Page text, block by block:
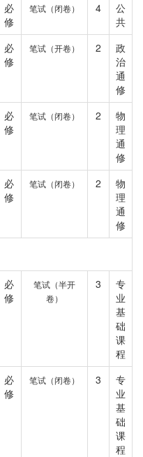
必
修
笔试（闭卷） 4
公
共
必
修
笔试（开卷） 2
政
治
通
修
必
修
笔试（闭卷） 2
物
理
通
修
必
修
笔试（闭卷） 2
物
理
通
修
必
修
笔试（半开
卷）
3
专
业
基
础
课
程
必
修
笔试（闭卷） 3
专
业
基
础
课
程